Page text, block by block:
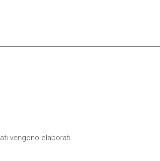
vengono elaborati.